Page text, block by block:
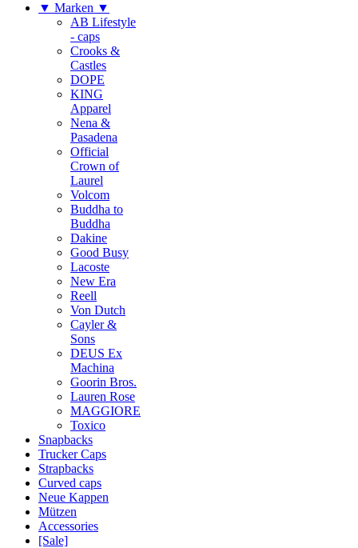
▼ Marken ▼
AB Lifestyle
- caps
Crooks &
Castles
DOPE
KING
Apparel
Nena &
Pasadena
Official
Crown of
Laurel
Volcom
Buddha to
Buddha
Dakine
Good Busy
Lacoste
New Era
Reell
Von Dutch
Cayler &
Sons
DEUS Ex
Machina
Goorin Bros.
Lauren Rose
MAGGIORE
Toxico
Snapbacks
Trucker Caps
Strapbacks
Curved caps
Neue Kappen
Mützen
Accessories
[Sale]